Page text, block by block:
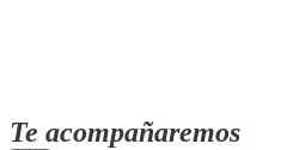
Te acompañaremos